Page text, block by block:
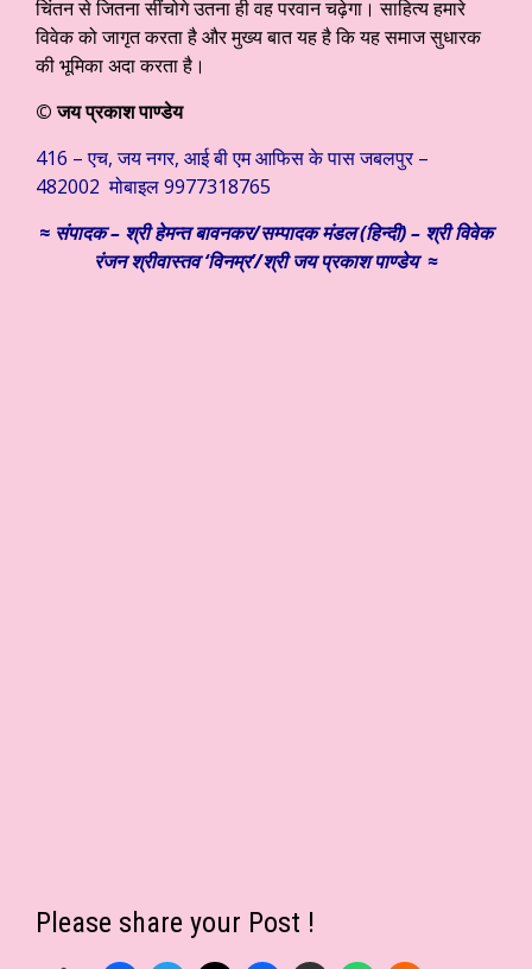
चिंतन से जितना सींचोगे उतना ही वह परवान चढ़ेगा। साहित्य हमारे
विवेक को जागृत करता है और मुख्य बात यह है कि यह समाज सुधारक
की भूमिका अदा करता है।
© जय प्रकाश पाण्डेय
416 – एच, जय नगर, आई बी एम आफिस के पास जबलपुर –
482002 मोबाइल 9977318765
≈ संपादक – श्री हेमन्त बावनकर/सम्पादक मंडल (हिन्दी) – श्री विवेक
रंजन श्रीवास्तव ‘विनम्र’/श्री जय प्रकाश पाण्डेय ≈
Please share your Post !